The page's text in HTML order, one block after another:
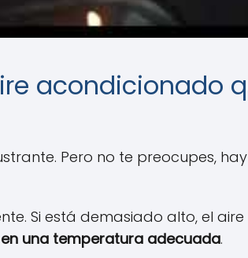
acondicionado
Pero no te preocupes, hay
Si está demasiado alto, el aire
en una temperatura adecuada.